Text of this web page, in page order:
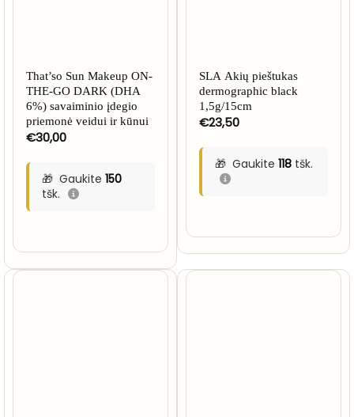
That’so Sun Makeup ON-
THE-GO DARK (DHA
6%) savaiminio įdegio
priemonė veidui ir kūnui
€30,00
Gaukite 150
tšk.
SLA Akių pieštukas
dermographic black
1,5g/15cm
€23,50
Gaukite 118tšk.